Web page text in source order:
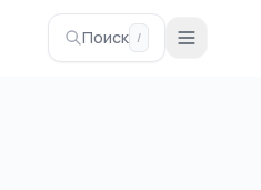
Поиск /